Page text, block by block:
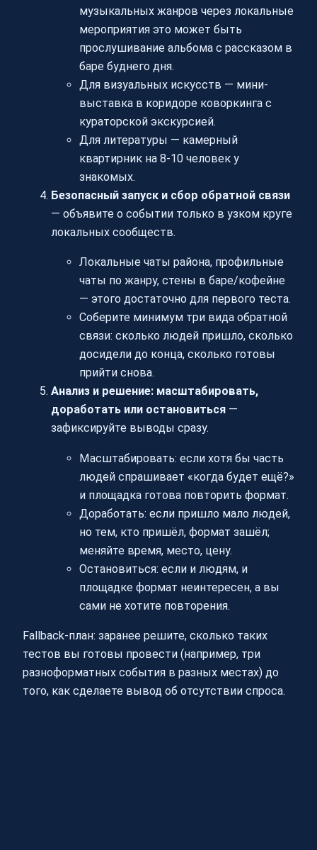
музыкальных жанров через локальные
мероприятия это может быть
прослушивание альбома с рассказом в
баре буднего дня.
Для визуальных искусств — мини-
выставка в коридоре коворкинга с
кураторской экскурсией.
Для литературы — камерный
квартирник на 8-10 человек у
знакомых.
Безопасный запуск и сбор обратной связи
— объявите о событии только в узком круге
локальных сообществ.
Локальные чаты района, профильные
чаты по жанру, стены в баре/кофейне
— этого достаточно для первого теста.
Соберите минимум три вида обратной
связи: сколько людей пришло, сколько
досидели до конца, сколько готовы
прийти снова.
Анализ и решение: масштабировать,
доработать или остановиться —
зафиксируйте выводы сразу.
Масштабировать: если хотя бы часть
людей спрашивает «когда будет ещё?»
и площадка готова повторить формат.
Доработать: если пришло мало людей,
но тем, кто пришёл, формат зашёл;
меняйте время, место, цену.
Остановиться: если и людям, и
площадке формат неинтересен, а вы
сами не хотите повторения.
Fallback-план: заранее решите, сколько таких
тестов вы готовы провести (например, три
разноформатных события в разных местах) до
того, как сделаете вывод об отсутствии спроса.